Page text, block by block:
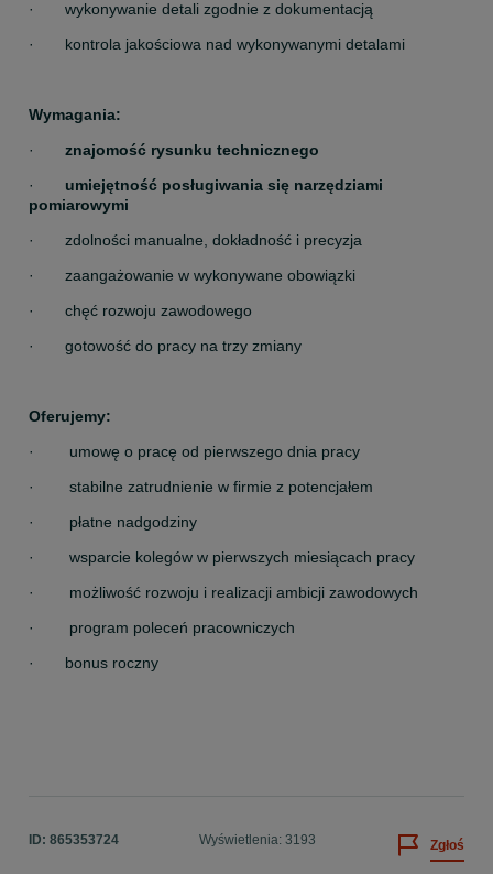
·       wykonywanie detali zgodnie z dokumentacją
·       kontrola jakościowa nad wykonywanymi detalami
Wymagania:
· znajomość rysunku technicznego
· umiejętność posługiwania się narzędziami
pomiarowymi
·       zdolności manualne, dokładność i precyzja
·       zaangażowanie w wykonywane obowiązki
·       chęć rozwoju zawodowego
·       gotowość do pracy na trzy zmiany
Oferujemy:
·        umowę o pracę od pierwszego dnia pracy
·        stabilne zatrudnienie w firmie z potencjałem
·        płatne nadgodziny
·        wsparcie kolegów w pierwszych miesiącach pracy
·        możliwość rozwoju i realizacji ambicji zawodowych
·        program poleceń pracowniczych
·       bonus roczny
ID: 865353724 Wyświetlenia: 3193 Zgłoś